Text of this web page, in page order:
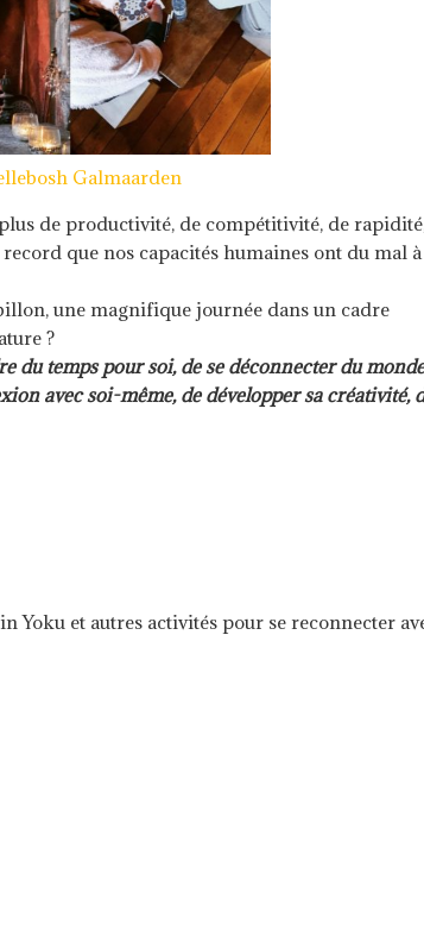
Galmaarden
de productivité, de compétitivité, de
que nos capacités humaines ont du mal à
une magnifique journée dans un cadre
?
du temps pour soi, de se déconnecter du monde
avec soi-même, de développer sa créativité,
Yoku et autres activités pour se reconnecter